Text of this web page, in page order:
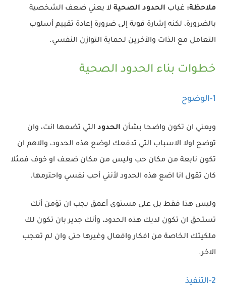
ملاحظة: غياب الحدود الصحية لا يعني ضعف الشخصية
بالضرورة، لكنه إشارة قوية إلى ضرورة إعادة تقييم أسلوب
التعامل مع الذات والآخرين لحماية التوازن النفسي.
خطوات بناء الحدود الصحية
1-الوضوح
ويعني ان تكون واضحا بشأن الحدود التي تضعها انت، وان
توضح اولا الاسباب التي تدفعك لوضع هذه الحدود، والاهم ان
تكون نابعة من مكان حب وليس من مكان ضعف او خوف فمثلا
كان تقول انا اضع هذه الحدود لأنني أحب نفسي واحترمها.
وليس هذا فقط بل على مستوى أعمق يجب ان تؤمن أنك
تستحق ان تكون لديك هذه الحدود، وأنك جدير بان تكون لك
ملكيتك الخاصة من افكار وافعال وغيرها حتى وان لم تعجب
الاخر.
2-التنفيذ